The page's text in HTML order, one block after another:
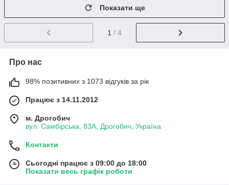
Показати ще
1 / 4
Про нас
98% позитивних з 1073 відгуків за рік
Працює з 14.11.2012
м. Дрогобич
вул. Самбірська, 83А, Дрогобич, Україна
Контакти
Сьогодні працює з 09:00 до 18:00
Показати весь графік роботи